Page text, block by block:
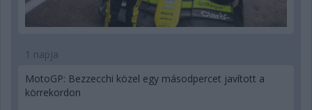
1 napja
MotoGP: Bezzecchi közel egy másodpercet javított a
körrekordon